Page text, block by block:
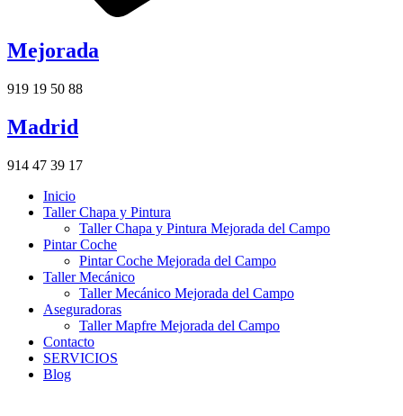
Mejorada
919 19 50 88
Madrid
914 47 39 17
Inicio
Taller Chapa y Pintura
Taller Chapa y Pintura Mejorada del Campo
Pintar Coche
Pintar Coche Mejorada del Campo
Taller Mecánico
Taller Mecánico Mejorada del Campo
Aseguradoras
Taller Mapfre Mejorada del Campo
Contacto
SERVICIOS
Blog